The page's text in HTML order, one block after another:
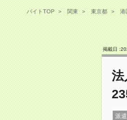
バイトTOP 関東 東京都 港
掲載日 :
法
派遣